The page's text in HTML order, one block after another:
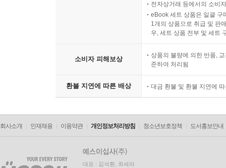
전자상거래 등에서의 소비
eBook 세트 상품은 일괄 구
1개의 상품으로 취급 및 판
우, 세트 상품 전부 및 세트
소비자 피해보상
상품의 불량에 의한 반품,
준하여 처리됨
환불 지연에 따른 배상 대금 환불 및 환불 지연에
회사소개 인재채용 이용약관 개인정보처리방침 청소년보호정책 도서홍보안내
대표 : 김석환, 최세라